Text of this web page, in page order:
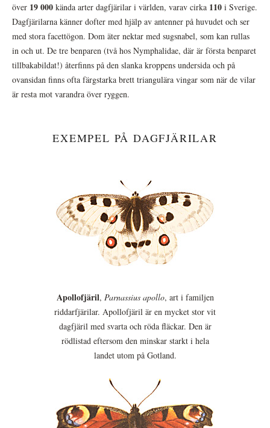
över 19 000 kända arter dagfjärilar i världen, varav cirka 110 i Sverige.
Dagfjärilarna känner dofter med hjälp av antenner på huvudet och ser
med stora facettögon. Dom äter nektar med sugsnabel, som kan rullas
in och ut. De tre benparen (två hos Nymphalidae, där är första benparet
tillbakabildat!) återfinns på den slanka kroppens undersida och på
ovansidan finns ofta färgstarka brett triangulära vingar som när de vilar
är resta mot varandra över ryggen.
EXEMPEL PÅ DAGFJÄRILAR
Apollofjäril, Parnassius apollo, art i familjen
riddarfjärilar. Apollofjäril är en mycket stor vit
dagfjäril med svarta och röda fläckar. Den är
rödlistad eftersom den minskar starkt i hela
landet utom på Gotland.